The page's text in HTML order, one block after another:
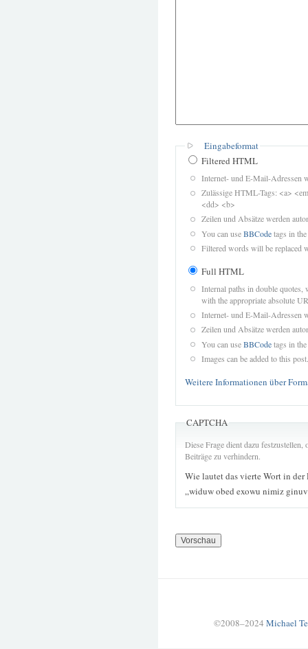
Eingabeformat
Filtered HTML
Internet- und E-Mail-Adressen
Zulässige HTML-Tags: <a>
<dd> <b>
Zeilen und Absätze werden
You can useBBCodetags in
Filtered words will be replaced
Full HTML
Internal paths in double quotes,
with the appropriate absolute
Internet- und E-Mail-Adressen
Zeilen und Absätze werden
You can useBBCodetags in
Images can be added to this post.
Weitere Informationen über
CAPTCHA
Diese Frage dient dazu
Beiträge zu verhindern.
Wie lautet das vierte Wort in der
„widuw obed exowu nimiz
©2008–2024 Michael